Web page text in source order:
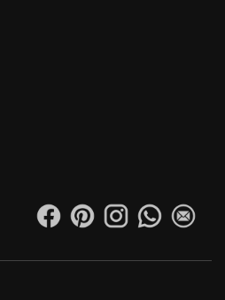
FacebookPinterestInstagramWhatsApp